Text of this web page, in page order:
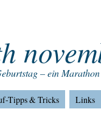
– ein
Tipps & Tricks Links